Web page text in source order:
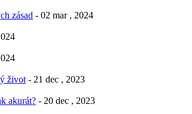
zásad - 02 mar , 2024
život - 21 dec , 2023
akurát? - 20 dec , 2023